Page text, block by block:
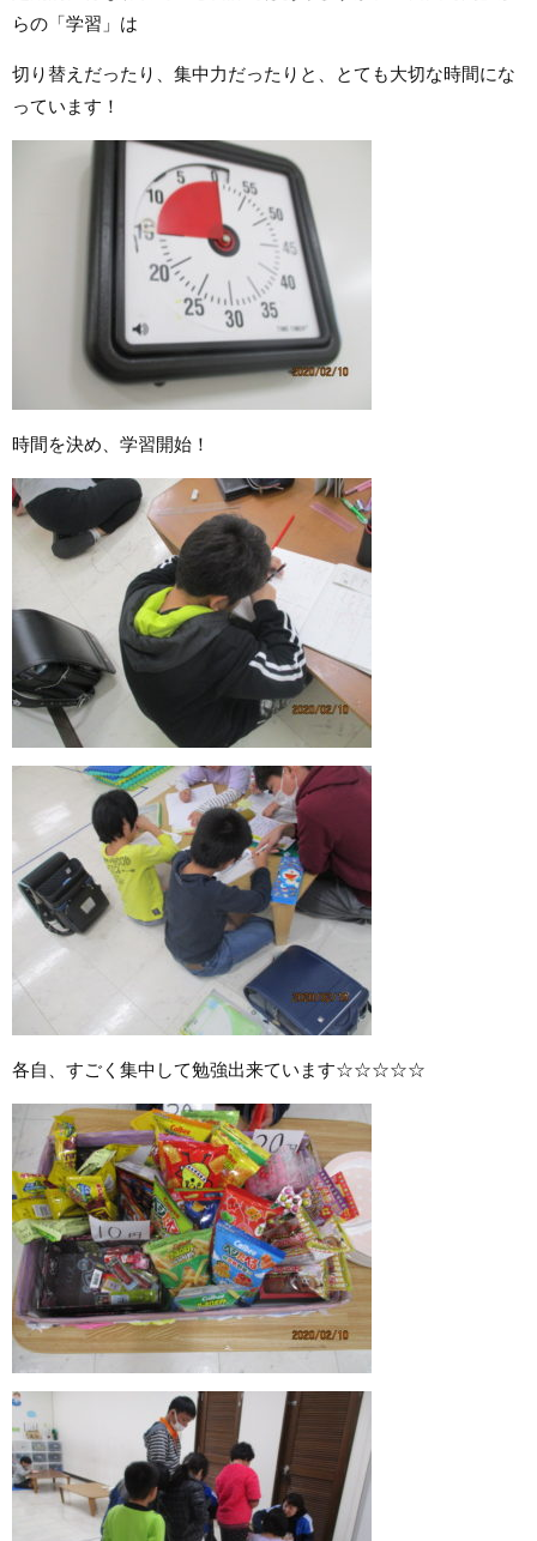
らの「学習」は
切り替えだったり、集中力だったりと、とても大切な時間にな
っています！
時間を決め、学習開始！
各自、すごく集中して勉強出来ています☆☆☆☆☆